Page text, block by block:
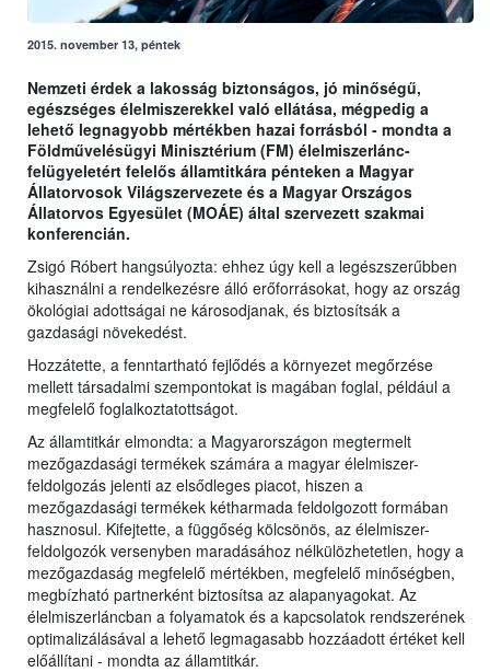
2015. november 13, péntek
Nemzeti érdek a lakosság biztonságos, jó minőségű,
egészséges élelmiszerekkel való ellátása, mégpedig a
lehető legnagyobb mértékben hazai forrásból - mondta a
Földművelésügyi Minisztérium (FM) élelmiszerlánc-
felügyeletért felelős államtitkára pénteken a Magyar
Állatorvosok Világszervezete és a Magyar Országos
Állatorvos Egyesület (MOÁE) által szervezett szakmai
konferencián.
Zsigó Róbert hangsúlyozta: ehhez úgy kell a legészszerűbben
kihasználni a rendelkezésre álló erőforrásokat, hogy az ország
ökológiai adottságai ne károsodjanak, és biztosítsák a
gazdasági növekedést.
Hozzátette, a fenntartható fejlődés a környezet megőrzése
mellett társadalmi szempontokat is magában foglal, például a
megfelelő foglalkoztatottságot.
Az államtitkár elmondta: a Magyarországon megtermelt
mezőgazdasági termékek számára a magyar élelmiszer-
feldolgozás jelenti az elsődleges piacot, hiszen a
mezőgazdasági termékek kétharmada feldolgozott formában
hasznosul. Kifejtette, a függőség kölcsönös, az élelmiszer-
feldolgozók versenyben maradásához nélkülözhetetlen, hogy a
mezőgazdaság megfelelő mértékben, megfelelő minőségben,
megbízható partnerként biztosítsa az alapanyagokat. Az
élelmiszerláncban a folyamatok és a kapcsolatok rendszerének
optimalizálásával a lehető legmagasabb hozzáadott értéket kell
előállítani - mondta az államtitkár.